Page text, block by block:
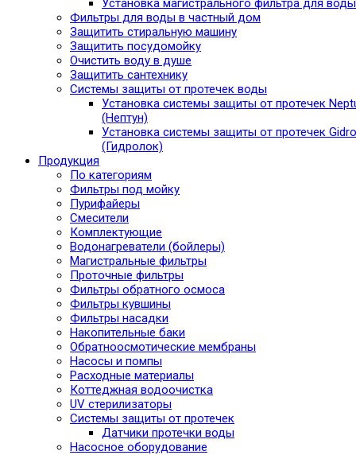
Установка магистрального фильтра для воды
Фильтры для воды в частный дом
Защитить стиральную машину
Защитить посудомойку
Очистить воду в душе
Защитить сантехнику
Системы защиты от протечек воды
Установка системы защиты от протечек
(Нептун)
Установка системы защиты от протечек
(Гидролок)
Продукция
По категориям
Фильтры под мойку
Пурифайеры
Смесители
Комплектующие
Водонагреватели (бойлеры)
Магистральные фильтры
Проточные фильтры
Фильтры обратного осмоса
Фильтры кувшины
Фильтры насадки
Накопительные баки
Обратноосмотические мембраны
Насосы и помпы
Расходные материалы
Коттеджная водоочистка
UV стерилизаторы
Системы защиты от протечек
Датчики протечки воды
Насосное оборудование